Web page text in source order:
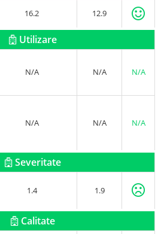
16.2 12.9
Utilizare
N/A N/A N/A
N/A N/A N/A
Severitate
1.4 1.9
Calitate